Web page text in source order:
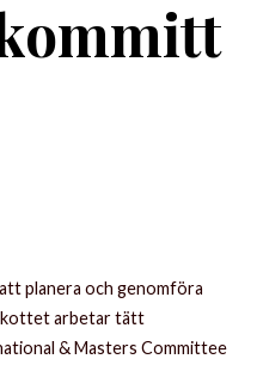
planera och genomföra
arbetar tätt
& Masters Committee